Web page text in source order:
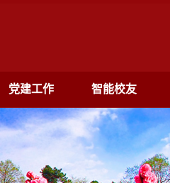
党建工作 智能校友